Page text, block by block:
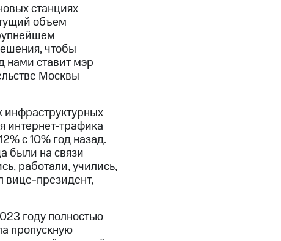
станциях
объем
чтобы
нами ставит мэр
Москвы
интернет-трафика
с 10% год назад.
были на связи
работали, учились,
вице-президент,
году полностью
пропускную